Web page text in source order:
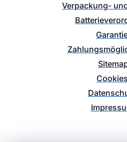
Verpackung-
Cookies